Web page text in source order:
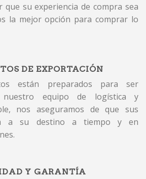
que su experiencia de compra sea
la mejor opción para comprar lo
DE EXPORTACIÓN
están preparados para ser
nuestro equipo de logística y
nos aseguramos de que sus
a su destino a tiempo y en
Y GARANTÍA